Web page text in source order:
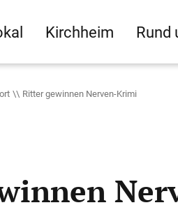
Kirchheim Rund
Ritter gewinnen Nerven-Krimi